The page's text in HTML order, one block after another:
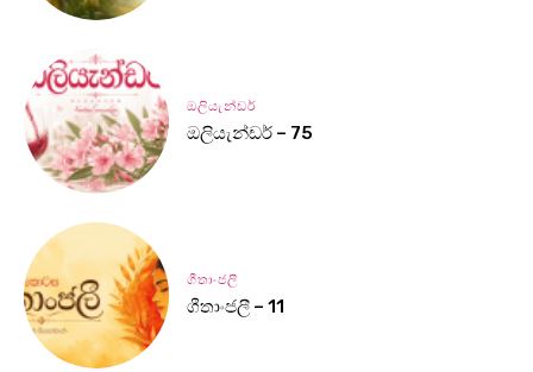
ඔලියැන්ඩර්
ඔලියැන්ඩර් – 75
ගීතාංජලී
ගීතාංජලී – 11